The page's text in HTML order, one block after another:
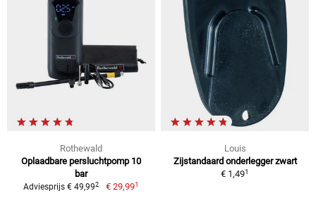
Rothewald
Oplaadbare persluchtpomp 10
bar
Adviesprijs € 49,992 € 29,991
Louis
Zijstandaard onderlegger zwart
€ 1,491